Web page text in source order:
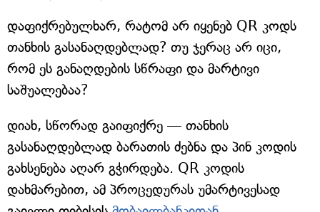
დაფიქრებულხარ, რატომ არ იყენებ QR კოდს
თანხის გასანაღდებლად? თუ ჯერაც არ იცი,
რომ ეს განაღდების სწრაფი და მარტივი
საშუალებაა?
დიახ, სწორად გაიფიქრე — თანხის
გასანაღდებლად ბარათის ძებნა და პინ კოდის
გახსენება აღარ გჭირდება. QR კოდის
დახმარებით, ამ პროცედურას უმარტივესად